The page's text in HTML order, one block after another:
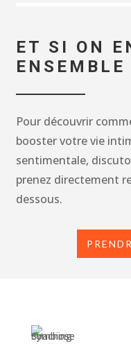
ET SI ON
ENSEMBLE
Pour découvrir
booster votre vie
sentimentale,
prenez directement
dessous.